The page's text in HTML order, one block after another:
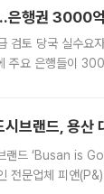
은행권 3000
검토 당국 실수요
주요 은행들이
랜드, 용산
랜드 ‘Busan is
전문업체 피앤